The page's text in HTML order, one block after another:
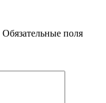
Обязательные поля